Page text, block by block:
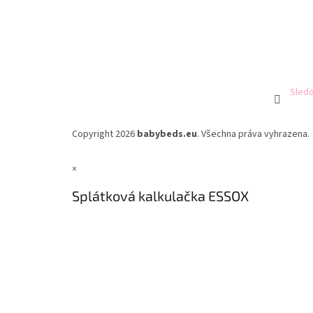
Copyright 2026 babybeds.eu. Všechna práva vyhrazena.
×
Splátková kalkulačka ESSOX